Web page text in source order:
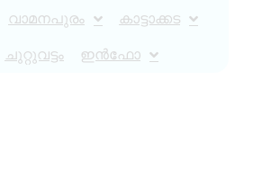
വാമനപുരം കാട്ടാക്കട
ചുറ്റുവട്ടം ഇൻഫോ